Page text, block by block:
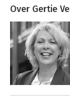
Bekijk alle boeken
Over Gertie